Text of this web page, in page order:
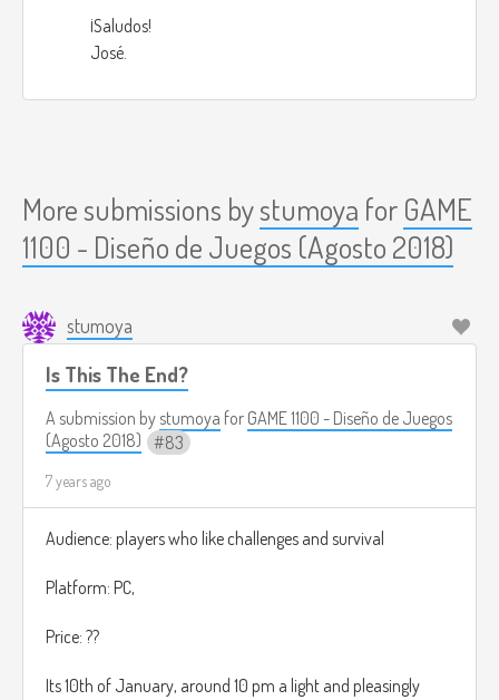
¡Saludos!
José.
More submissions bystumoya for GAME
1100 - Diseño de Juegos (Agosto 2018)
stumoya
Is This The End?
A submission bystumoya for GAME 1100 - Diseño de Juegos
(Agosto 2018)
83
7 years ago
Audience: players who like challenges and survival
Platform: PC,
Price: ??
Its 10th of January, around 10 pm a light and pleasingly